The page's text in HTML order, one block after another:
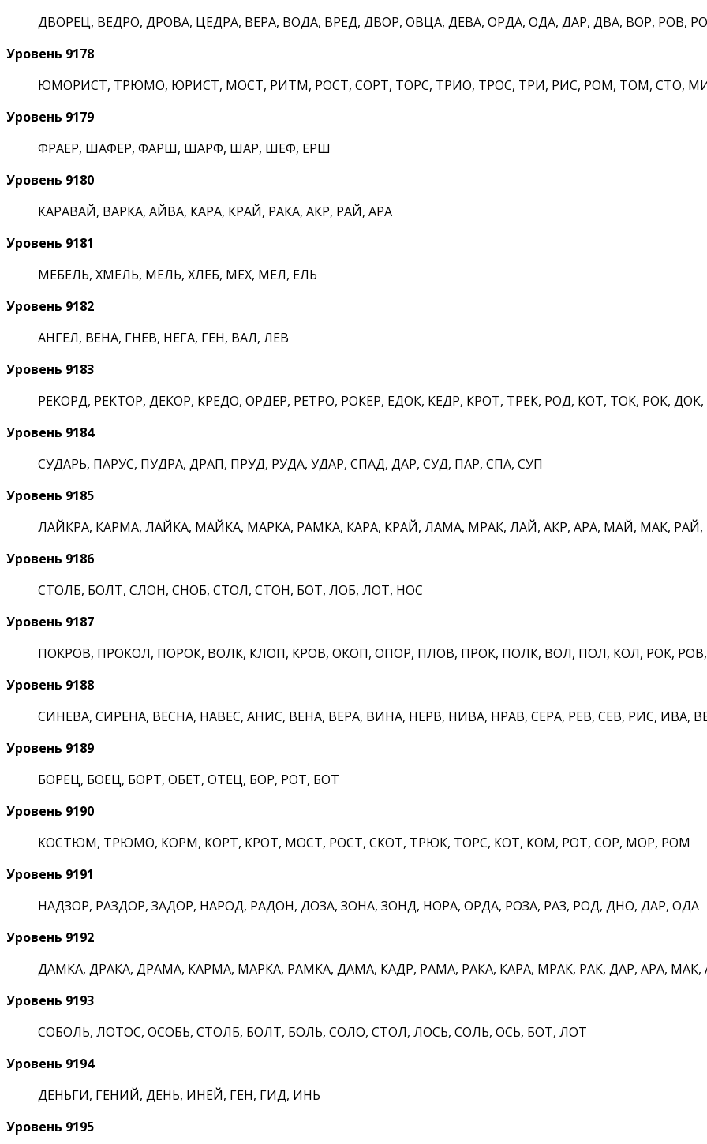
ДВОРЕЦ, ВЕДРО, ДРОВА, ЦЕДРА, ВЕРА, ВОДА, ВРЕД, ДВОР, ОВЦА, ДЕВА, ОРДА, ОДА, ДАР, ДВА, ВОР, РОВ,
Уровень 9178
ЮМОРИСТ, ТРЮМО, ЮРИСТ, МОСТ, РИТМ, РОСТ, СОРТ, ТОРС, ТРИО, ТРОС, ТРИ, РИС, РОМ, ТОМ, СТО,
Уровень 9179
ФРАЕР, ШАФЕР, ФАРШ, ШАРФ, ШАР, ШЕФ, ЕРШ
Уровень 9180
КАРАВАЙ, ВАРКА, АЙВА, КАРА, КРАЙ, РАКА, АКР, РАЙ, АРА
Уровень 9181
МЕБЕЛЬ, ХМЕЛЬ, МЕЛЬ, ХЛЕБ, МЕХ, МЕЛ, ЕЛЬ
Уровень 9182
АНГЕЛ, ВЕНА, ГНЕВ, НЕГА, ГЕН, ВАЛ, ЛЕВ
Уровень 9183
РЕКОРД, РЕКТОР, ДЕКОР, КРЕДО, ОРДЕР, РЕТРО, РОКЕР, ЕДОК, КЕДР, КРОТ, ТРЕК, РОД, КОТ, ТОК, РОК,
Уровень 9184
СУДАРЬ, ПАРУС, ПУДРА, ДРАП, ПРУД, РУДА, УДАР, СПАД, ДАР, СУД, ПАР, СПА, СУП
Уровень 9185
ЛАЙКРА, КАРМА, ЛАЙКА, МАЙКА, МАРКА, РАМКА, КАРА, КРАЙ, ЛАМА, МРАК, ЛАЙ, АКР, АРА, МАЙ, МАК, РАЙ,
Уровень 9186
СТОЛБ, БОЛТ, СЛОН, СНОБ, СТОЛ, СТОН, БОТ, ЛОБ, ЛОТ, НОС
Уровень 9187
ПОКРОВ, ПРОКОЛ, ПОРОК, ВОЛК, КЛОП, КРОВ, ОКОП, ОПОР, ПЛОВ, ПРОК, ПОЛК, ВОЛ, ПОЛ, КОЛ, РОК,
Уровень 9188
СИНЕВА, СИРЕНА, ВЕСНА, НАВЕС, АНИС, ВЕНА, ВЕРА, ВИНА, НЕРВ, НИВА, НРАВ, СЕРА, РЕВ, СЕВ, РИС, ИВА,
Уровень 9189
БОРЕЦ, БОЕЦ, БОРТ, ОБЕТ, ОТЕЦ, БОР, РОТ, БОТ
Уровень 9190
КОСТЮМ, ТРЮМО, КОРМ, КОРТ, КРОТ, МОСТ, РОСТ, СКОТ, ТРЮК, ТОРС, КОТ, КОМ, РОТ, СОР, МОР, РОМ
Уровень 9191
НАДЗОР, РАЗДОР, ЗАДОР, НАРОД, РАДОН, ДОЗА, ЗОНА, ЗОНД, НОРА, ОРДА, РОЗА, РАЗ, РОД, ДНО, ДАР, ОДА
Уровень 9192
ДАМКА, ДРАКА, ДРАМА, КАРМА, МАРКА, РАМКА, ДАМА, КАДР, РАМА, РАКА, КАРА, МРАК, РАК, ДАР, АРА, МАК,
Уровень 9193
СОБОЛЬ, ЛОТОС, ОСОБЬ, СТОЛБ, БОЛТ, БОЛЬ, СОЛО, СТОЛ, ЛОСЬ, СОЛЬ, ОСЬ, БОТ, ЛОТ
Уровень 9194
ДЕНЬГИ, ГЕНИЙ, ДЕНЬ, ИНЕЙ, ГЕН, ГИД, ИНЬ
Уровень 9195